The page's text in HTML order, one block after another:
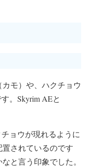
モ）や、ハクチョウ
。Skyrim AEと
ョウが現れるように
されているのです
と言う印象でした。